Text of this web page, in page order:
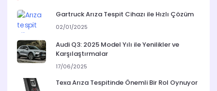
Gartruck Arıza Tespit Cihazı ile Hızlı Çözüm
02/01/2025
Audi Q3: 2025 Model Yılı ile Yenilikler ve
Karşılaştırmalar
17/06/2025
Texa Arıza Tespitinde Önemli Bir Rol Oynuyor